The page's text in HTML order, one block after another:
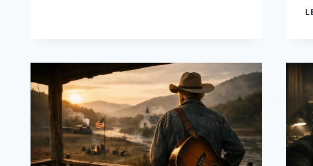
SONO
IL
MOMENTO
GIUSTO
PER
RILEGGERLA